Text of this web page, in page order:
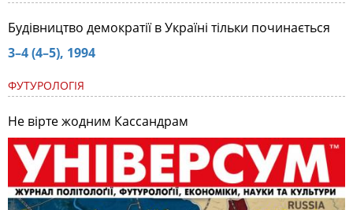
Будівництво демократії в Україні тільки починається
3–4 (4–5), 1994
ФУТУРОЛОГІЯ
Не вірте жодним Кассандрам